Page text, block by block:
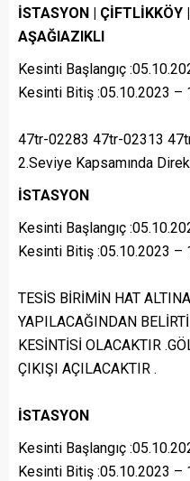
İSTASYON | ÇİFTLİKKÖY
AŞAĞIAZIKLI
Kesinti Başlangıç
Kesinti Bitiş :05.10.2023 –
47tr-02283 47tr-02313
2.Seviye Kapsamında Direk
İSTASYON
Kesinti Başlangıç
Kesinti Bitiş :05.10.2023 –
TESİS BİRİMİN HAT
YAPILACAĞINDAN
KESİNTİSİ OLACAKTIR
ÇIKIŞI AÇILACAKTIR .
İSTASYON
Kesinti Başlangıç
Kesinti Bitiş :05.10.2023 –